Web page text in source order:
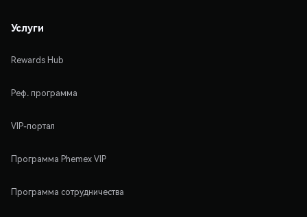
Услуги
Rewards Hub
Реф. программа
VIP-портал
Программа Phemex VIP
Программа сотрудничества